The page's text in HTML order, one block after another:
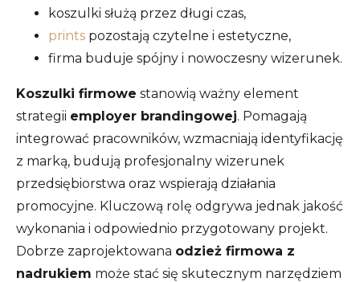
koszulki służą przez długi czas,
prints pozostają czytelne i estetyczne,
firma buduje spójny i nowoczesny wizerunek.
Koszulki firmowe stanowią ważny element
strategii employer brandingowej. Pomagają
integrować pracowników, wzmacniają identyfikację
z marką, budują profesjonalny wizerunek
przedsiębiorstwa oraz wspierają działania
promocyjne. Kluczową rolę odgrywa jednak jakość
wykonania i odpowiednio przygotowany projekt.
Dobrze zaprojektowana odzież firmowa z
nadrukiem może stać się skutecznym narzędziem